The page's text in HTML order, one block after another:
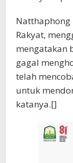
Rakyat,
mengatakan
gagal
telah
untuk
katanya.[]